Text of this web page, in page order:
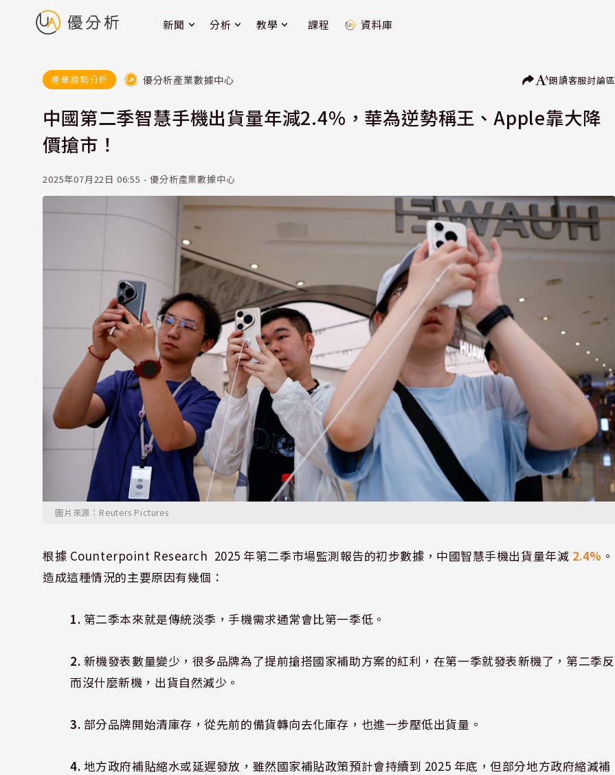
新聞 分析 教學 課程 資料庫
產業趨勢分析 優分析產業數據中心 朗讀客服討論區
中國第二季智慧手機出貨量年減2.4%，華為逆勢稱王、Apple靠大降
價搶市！
2025年07月22日 06:55 - 優分析產業數據中心
圖片來源：Reuters Pictures
根據 Counterpoint Research 2025 年第二季市場監測報告的初步數據，中國智慧手機出貨量年減 2.4% 。
造成這種情況的主要原因有幾個：
1. 第二季本來就是傳統淡季，手機需求通常會比第一季低。
2. 新機發表數量變少，很多品牌為了提前搶搭國家補助方案的紅利，在第一季就發表新機了，第二季反
而沒什麼新機，出貨自然減少。
3. 部分品牌開始清庫存，從先前的備貨轉向去化庫存，也進一步壓低出貨量。
4. 地方政府補貼縮水或延遲發放，雖然國家補貼政策預計會持續到 2025 年底，但部分地方政府縮減補